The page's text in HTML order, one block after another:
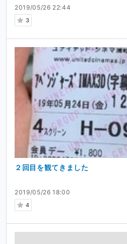
2019/05/26 22:44
3
2019/05/26 18:00
4
２回目を観てきました